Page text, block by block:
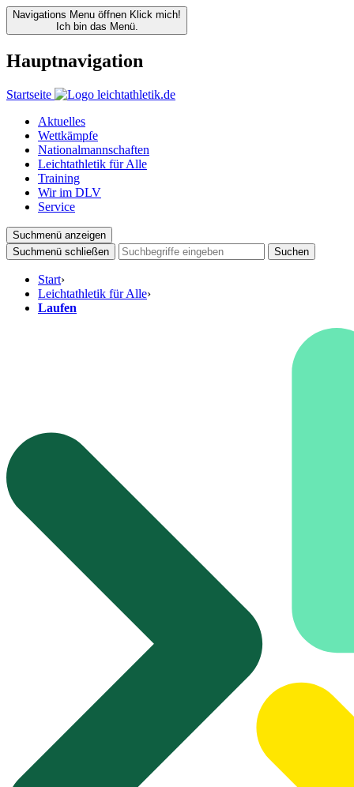
Navigations Menu öffnen Klick mich!
Ich bin das Menü.
Hauptnavigation
Startseite
Aktuelles
Wettkämpfe
Nationalmannschaften
Leichtathletik für Alle
Training
Wir im DLV
Service
Suchmenü anzeigen
Suchmenü schließen
Suchen
Start›
Leichtathletik für Alle›
Laufen